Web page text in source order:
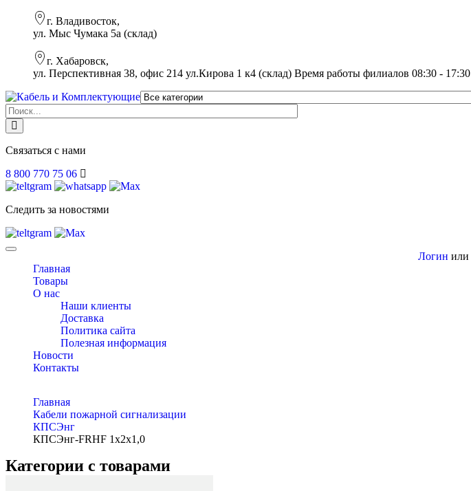
г. Владивосток,
ул. Мыс Чумака 5а (склад)
г. Хабаровск,
ул. Перспективная 38, офис 214 ул.Кирова 1 к4 (склад) Время работы филиалов 08:30 - 17:30
Связаться с нами
8 800 770 75 06
Следить за новостями
Toggle
navigationГлавная
Товары
О нас
Наши клиенты
Доставка
Политика сайта
Полезная информация
Новости
Контакты
Логин или
Главная
Кабели пожарной сигнализации
КПСЭнг
КПСЭнг-FRHF 1х2х1,0
Категории с товарами